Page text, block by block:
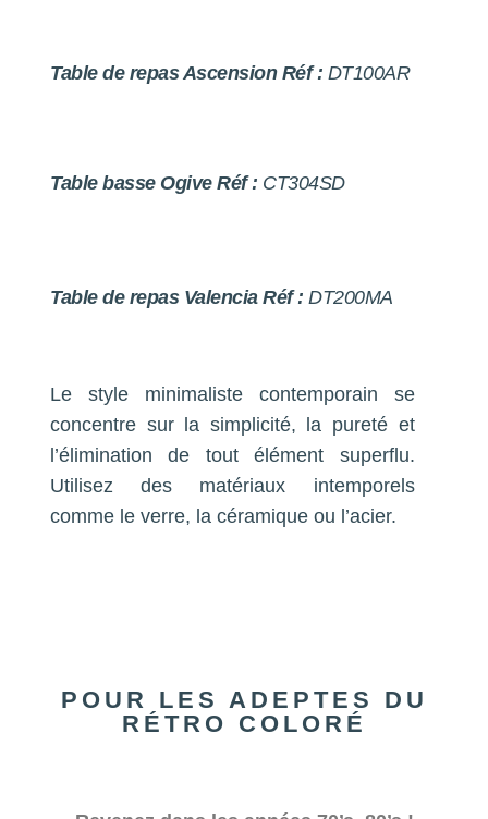
Table de repas Ascension Réf : DT100AR
Table basse Ogive Réf : CT304SD
Table de repas Valencia Réf : DT200MA
Le style minimaliste contemporain se
concentre sur la simplicité, la pureté et
l’élimination de tout élément superflu.
Utilisez des matériaux intemporels
comme le verre, la céramique ou l’acier.
POUR LES ADEPTES DU
RÉTRO COLORÉ